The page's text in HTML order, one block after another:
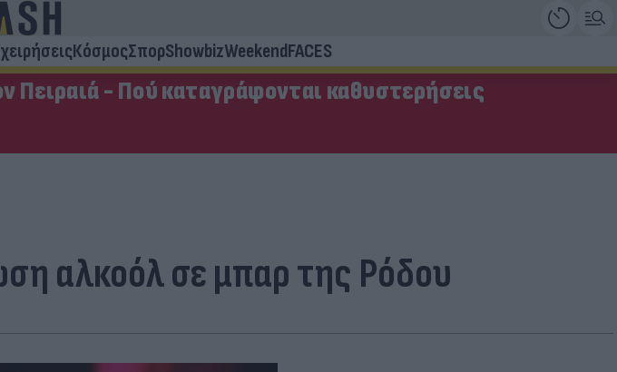
ΚόσμοςΣπορShowbizWeekendFACES
- Πού καταγράφονται καθυστερήσεις
αλκοόλ σε μπαρ της Ρόδου